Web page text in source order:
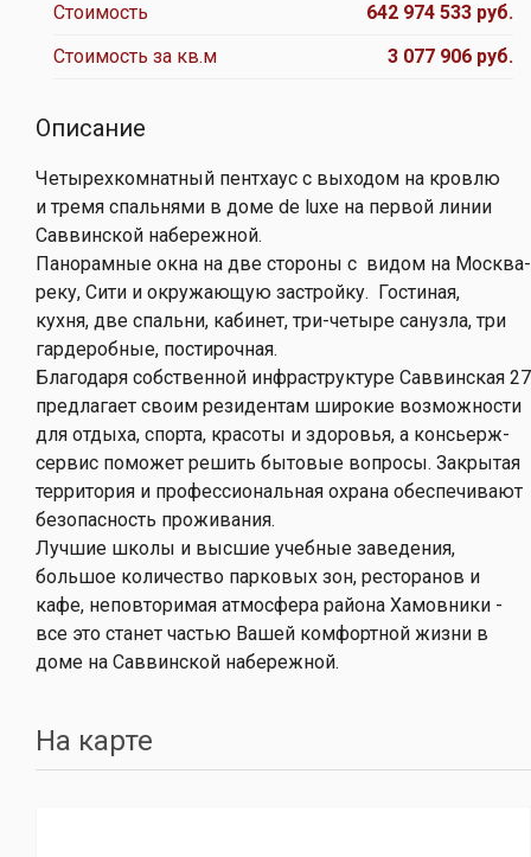
Стоимость
642 974 533 руб.
Стоимость за кв.м
3 077 906 руб.
Описание
Четырехкомнатный пентхаус с выходом на кровлю
и тремя спальнями в доме de luxe на первой линии
Саввинской набережной.
Панорамные окна на две стороны с видом на Москва-
реку, Сити и окружающую застройку. Гостиная,
кухня, две спальни, кабинет, три-четыре санузла, три
гардеробные, постирочная.
Благодаря собственной инфраструктуре Саввинская 27
предлагает своим резидентам широкие возможности
для отдыха, спорта, красоты и здоровья, а консьерж-
сервис поможет решить бытовые вопросы. Закрытая
территория и профессиональная охрана обеспечивают
безопасность проживания.
Лучшие школы и высшие учебные заведения,
большое количество парковых зон, ресторанов и
кафе, неповторимая атмосфера района Хамовники -
все это станет частью Вашей комфортной жизни в
доме на Саввинской набережной.
На карте